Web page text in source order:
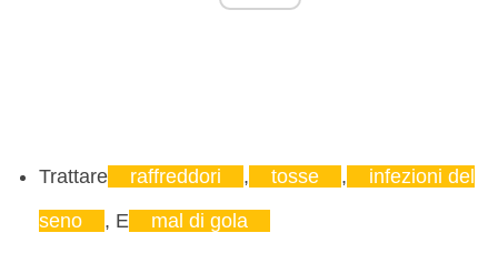
Trattare raffreddori , tosse ,
infezioni del
seno
, E
mal di gola